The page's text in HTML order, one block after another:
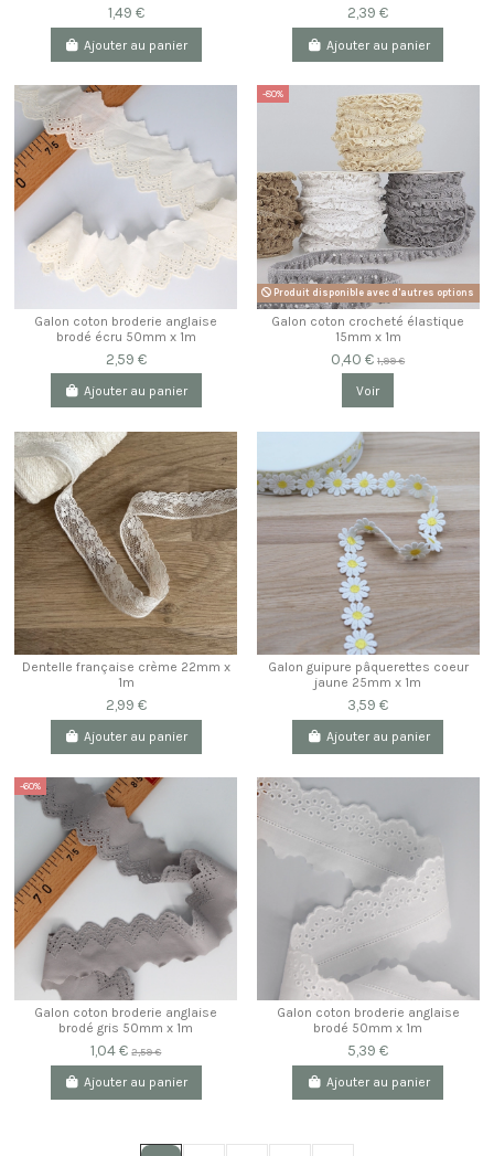
1,49 €
Ajouter au panier
2,39 €
Ajouter au panier
Galon coton broderie anglaise
brodé écru 50mm x 1m
2,59 €
Ajouter au panier
-80%
Produit disponible avec d'autres options
Galon coton crocheté élastique
15mm x 1m
0,40 €1,99 €
Voir
Dentelle française crème 22mm x
1m
2,99 €
Ajouter au panier
Galon guipure pâquerettes coeur
jaune 25mm x 1m
3,59 €
Ajouter au panier
-60%
Galon coton broderie anglaise
brodé gris 50mm x 1m
1,04 €2,59 €
Ajouter au panier
Galon coton broderie anglaise
brodé 50mm x 1m
5,39 €
Ajouter au panier